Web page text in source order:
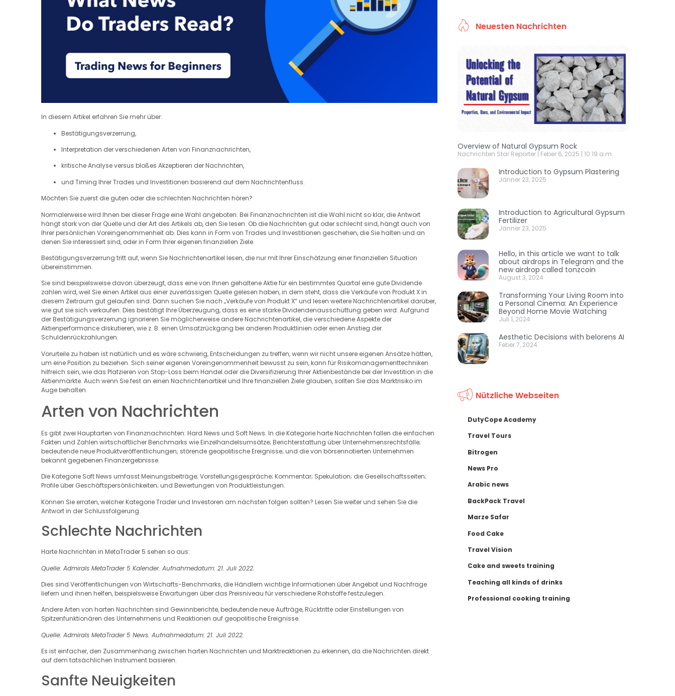
In diesem Artikel erfahren Sie mehr über:
Bestätigungsverzerrung,
Interpretation der verschiedenen Arten von Finanznachrichten,
kritische Analyse versus bloßes Akzeptieren der Nachrichten,
und Timing Ihrer Trades und Investitionen basierend auf dem Nachrichtenfluss.
Möchten Sie zuerst die guten oder die schlechten Nachrichten hören?
Normalerweise wird Ihnen bei dieser Frage eine Wahl angeboten. Bei Finanznachrichten ist die Wahl nicht so klar, die Antwort
hängt stark von der Quelle und der Art des Artikels ab, den Sie lesen. Ob die Nachrichten gut oder schlecht sind, hängt auch von
Ihrer persönlichen Voreingenommenheit ab. Dies kann in Form von Trades und Investitionen geschehen, die Sie halten und an
denen Sie interessiert sind, oder in Form Ihrer eigenen finanziellen Ziele.
Bestätigungsverzerrung tritt auf, wenn Sie Nachrichtenartikel lesen, die nur mit Ihrer Einschätzung einer finanziellen Situation
übereinstimmen.
Sie sind beispielsweise davon überzeugt, dass eine von Ihnen gehaltene Aktie für ein bestimmtes Quartal eine gute Dividende
zahlen wird, weil Sie einen Artikel aus einer zuverlässigen Quelle gelesen haben, in dem steht, dass die Verkäufe von Produkt X in
diesem Zeitraum gut gelaufen sind. Dann suchen Sie nach „Verkäufe von Produkt X“ und lesen weitere Nachrichtenartikel darüber,
wie gut sie sich verkaufen. Dies bestätigt Ihre Überzeugung, dass es eine starke Dividendenausschüttung geben wird. Aufgrund
der Bestätigungsverzerrung ignorieren Sie möglicherweise andere Nachrichtenartikel, die verschiedene Aspekte der
Aktienperformance diskutieren, wie z. B. einen Umsatzrückgang bei anderen Produktlinien oder einen Anstieg der
Schuldenrückzahlungen.
Vorurteile zu haben ist natürlich und es wäre schwierig, Entscheidungen zu treffen, wenn wir nicht unsere eigenen Ansätze hätten,
um eine Position zu beziehen. Sich seiner eigenen Voreingenommenheit bewusst zu sein, kann für Risikomanagementtechniken
hilfreich sein, wie das Platzieren von Stop-Loss beim Handel oder die Diversifizierung Ihrer Aktienbestände bei der Investition in die
Aktienmärkte. Auch wenn Sie fest an einen Nachrichtenartikel und Ihre finanziellen Ziele glauben, sollten Sie das Marktrisiko im
Auge behalten.
Arten von Nachrichten
Es gibt zwei Hauptarten von Finanznachrichten: Hard News und Soft News. In die Kategorie harte Nachrichten fallen die einfachen
Fakten und Zahlen wirtschaftlicher Benchmarks wie Einzelhandelsumsätze; Berichterstattung über Unternehmensrechtsfälle;
bedeutende neue Produktveröffentlichungen; störende geopolitische Ereignisse; und die von börsennotierten Unternehmen
bekannt gegebenen Finanzergebnisse.
Die Kategorie Soft News umfasst Meinungsbeiträge; Vorstellungsgespräche; Kommentar; Spekulation; die Gesellschaftsseiten;
Profile über Geschäftspersönlichkeiten; und Bewertungen von Produktleistungen.
Können Sie erraten, welcher Kategorie Trader und Investoren am nächsten folgen sollten? Lesen Sie weiter und sehen Sie die
Antwort in der Schlussfolgerung.
Schlechte Nachrichten
Harte Nachrichten in MetaTrader 5 sehen so aus:
Quelle: Admirals MetaTrader 5 Kalender. Aufnahmedatum: 21. Juli 2022.
Dies sind Veröffentlichungen von Wirtschafts-Benchmarks, die Händlern wichtige Informationen über Angebot und Nachfrage
liefern und ihnen helfen, beispielsweise Erwartungen über das Preisniveau für verschiedene Rohstoffe festzulegen.
Andere Arten von harten Nachrichten sind Gewinnberichte, bedeutende neue Aufträge, Rücktritte oder Einstellungen von
Spitzenfunktionären des Unternehmens und Reaktionen auf geopolitische Ereignisse.
Quelle: Admirals MetaTrader 5 News. Aufnahmedatum: 21. Juli 2022.
Es ist einfacher, den Zusammenhang zwischen harten Nachrichten und Marktreaktionen zu erkennen, da die Nachrichten direkt
auf dem tatsächlichen Instrument basieren.
Sanfte Neuigkeiten
Neuesten Nachrichten
Overview of Natural Gypsum Rock
Nachrichten Star Reporter Feber 6, 2025 10:19 a.m.
Introduction to Gypsum Plastering
Jänner 23, 2025
Introduction to Agricultural Gypsum
Fertilizer
Jänner 23, 2025
Hello, in this article we want to talk
about airdrops in Telegram and the
new airdrop called tonzcoin
August 3, 2024
Transforming Your Living Room into
a Personal Cinema: An Experience
Beyond Home Movie Watching
Juli 1, 2024
Aesthetic Decisions with belorens AI
Feber 7, 2024
Nützliche Webseiten
DutyCope Academy
Travel Tours
Bitrogen
News Pro
Arabic news
BackPack Travel
Marze Safar
Food Cake
Travel Vision
Cake and sweets training
Teaching all kinds of drinks
Professional cooking training